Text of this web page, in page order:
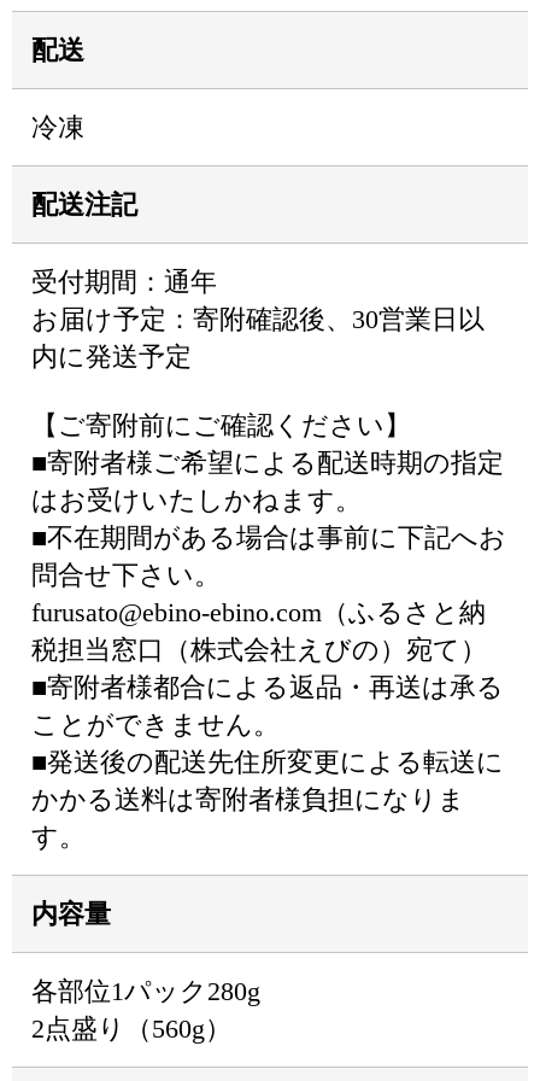
配送
冷凍
配送注記
受付期間：通年
お届け予定：寄附確認後、30営業日以
内に発送予定
【ご寄附前にご確認ください】
■寄附者様ご希望による配送時期の指定
はお受けいたしかねます。
■不在期間がある場合は事前に下記へお
問合せ下さい。
furusato@ebino-ebino.com（ふるさと納
税担当窓口（株式会社えびの）宛て）
■寄附者様都合による返品・再送は承る
ことができません。
■発送後の配送先住所変更による転送に
かかる送料は寄附者様負担になりま
す。
内容量
各部位1パック280g
2点盛り（560g）